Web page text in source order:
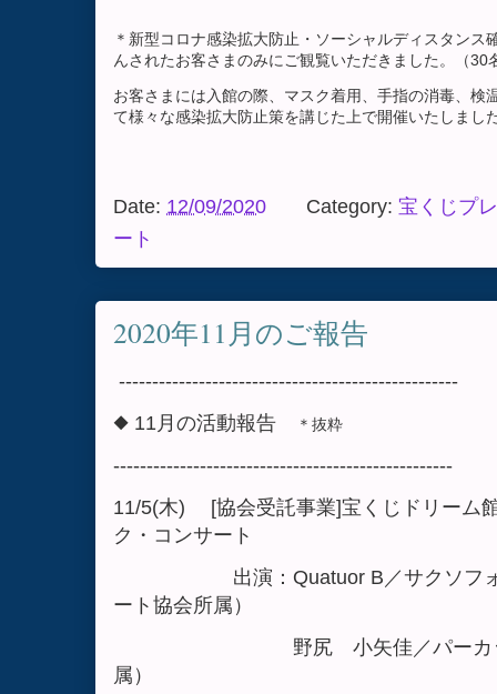
＊新型コロナ感染拡大防止・ソーシャルディスタン
んされたお客さまのみにご観覧いただきました。（30
お客さまには入館の際、マスク着用、手指の消毒、検
て様々な感染拡大防止策を講じた上で開催いたしまし
Date: 12/09/2020 Category: 宝くじプ
ート
2020年11月のご報告
---------------------------------------------------
◆ 11月の活動報告
＊抜粋
---------------------------------------------------
11/5(木) [協会受託事業]宝くじドリーム
ク・コンサート
出演：Quatuor B／サクソフォー
ート協会所属）
野尻 小矢佳／パーカッショ
属）